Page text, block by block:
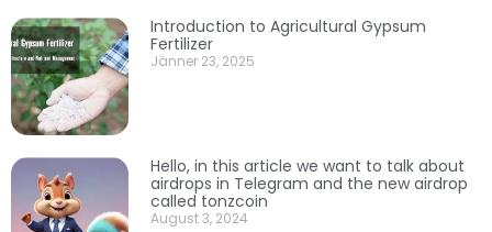
Introduction to Agricultural Gypsum
Fertilizer
Jänner 23, 2025
Hello, in this article we want to talk about
airdrops in Telegram and the new airdrop
called tonzcoin
August 3, 2024